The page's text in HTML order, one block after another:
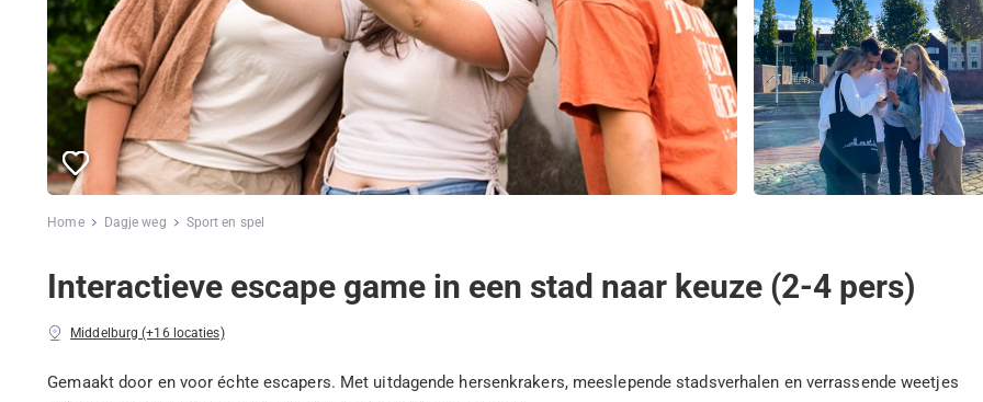
Home Dagje weg Sport en spel
Interactieve escape game in een stad naar keuze (2-4 pers)
Middelburg (+16 locaties)
Gemaakt door en voor échte escapers. Met uitdagende hersenkrakers, meeslepende stadsverhalen en verrassende weetjes